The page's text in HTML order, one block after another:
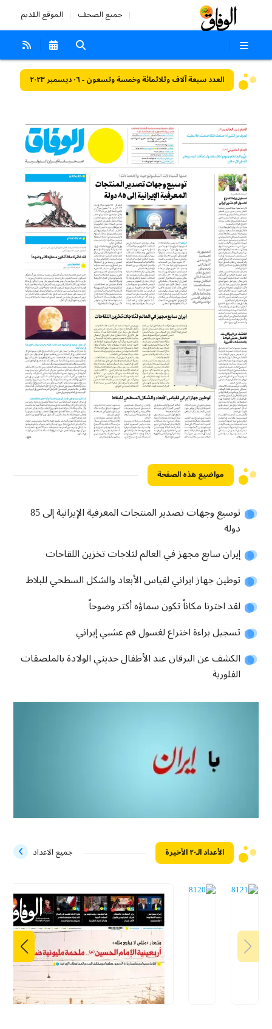
جميع الصحف الموقع القديم
العدد سبعة آلاف وثلاثمائة وخمسة وتسعون - ٠٦ ديسمبر ٢٠٢٣
مواضيع هذه الصفحة
توسيع وجهات تصدير المنتجات المعرفية الإيرانية إلى 85
دولة
إيران سابع مجهز في العالم لثلاجات تخزين اللقاحات
توطين جهاز ايراني لقياس الأبعاد والشكل السطحي للبلاط
لقد اخترنا مكاناً تكون سماؤه أكثر وضوحاً
تسجيل براءة اختراع لغسول فم عشبي إيراني
الكشف عن اليرقان عند الأطفال حديثي الولادة بالملصقات
الفلورية
الأعداد الـ۲۰ الأخيرة جميع الاعداد